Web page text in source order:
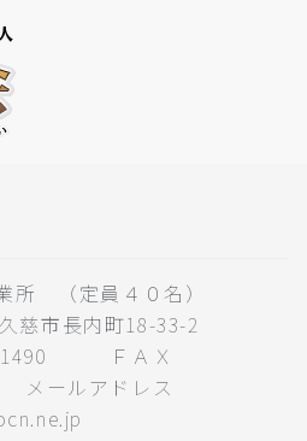
所 （定員４０名）
慈市長内町18-33-2
）1490 ＦＡＸ
ールアドレス